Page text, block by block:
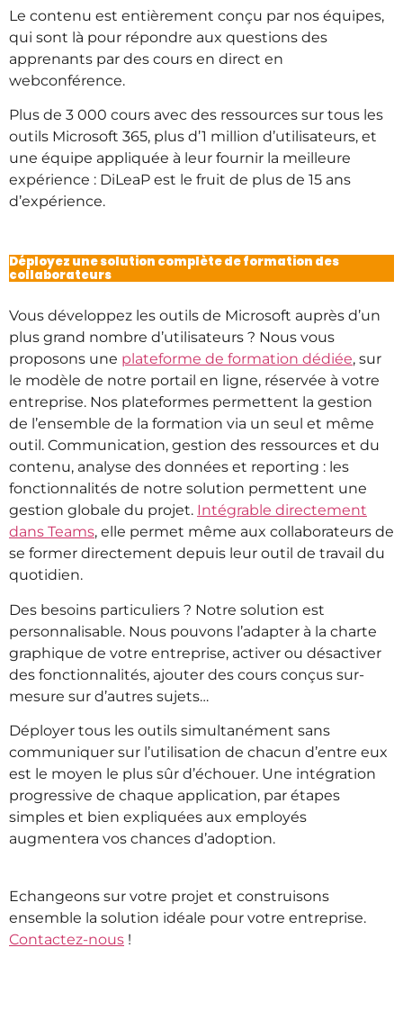
Le contenu est entièrement conçu par nos équipes,
qui sont là pour répondre aux questions des
apprenants par des cours en direct en
webconférence.
Plus de 3 000 cours avec des ressources sur tous les
outils Microsoft 365, plus d’1 million d’utilisateurs, et
une équipe appliquée à leur fournir la meilleure
expérience : DiLeaP est le fruit de plus de 15 ans
d’expérience.
Déployez une solution complète de formation des
collaborateurs
Vous développez les outils de Microsoft auprès d’un
plus grand nombre d’utilisateurs ? Nous vous
proposons une plateforme de formation dédiée, sur
le modèle de notre portail en ligne, réservée à votre
entreprise. Nos plateformes permettent la gestion
de l’ensemble de la formation via un seul et même
outil. Communication, gestion des ressources et du
contenu, analyse des données et reporting : les
fonctionnalités de notre solution permettent une
gestion globale du projet. Intégrable directement
dans Teams, elle permet même aux collaborateurs de
se former directement depuis leur outil de travail du
quotidien.
Des besoins particuliers ? Notre solution est
personnalisable. Nous pouvons l’adapter à la charte
graphique de votre entreprise, activer ou désactiver
des fonctionnalités, ajouter des cours conçus sur-
mesure sur d’autres sujets…
Déployer tous les outils simultanément sans
communiquer sur l’utilisation de chacun d’entre eux
est le moyen le plus sûr d’échouer. Une intégration
progressive de chaque application, par étapes
simples et bien expliquées aux employés
augmentera vos chances d’adoption.
Echangeons sur votre projet et construisons
ensemble la solution idéale pour votre entreprise.
Contactez-nous !